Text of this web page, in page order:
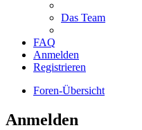
Das Team
FAQ
Anmelden
Registrieren
Foren-Übersicht
Anmelden